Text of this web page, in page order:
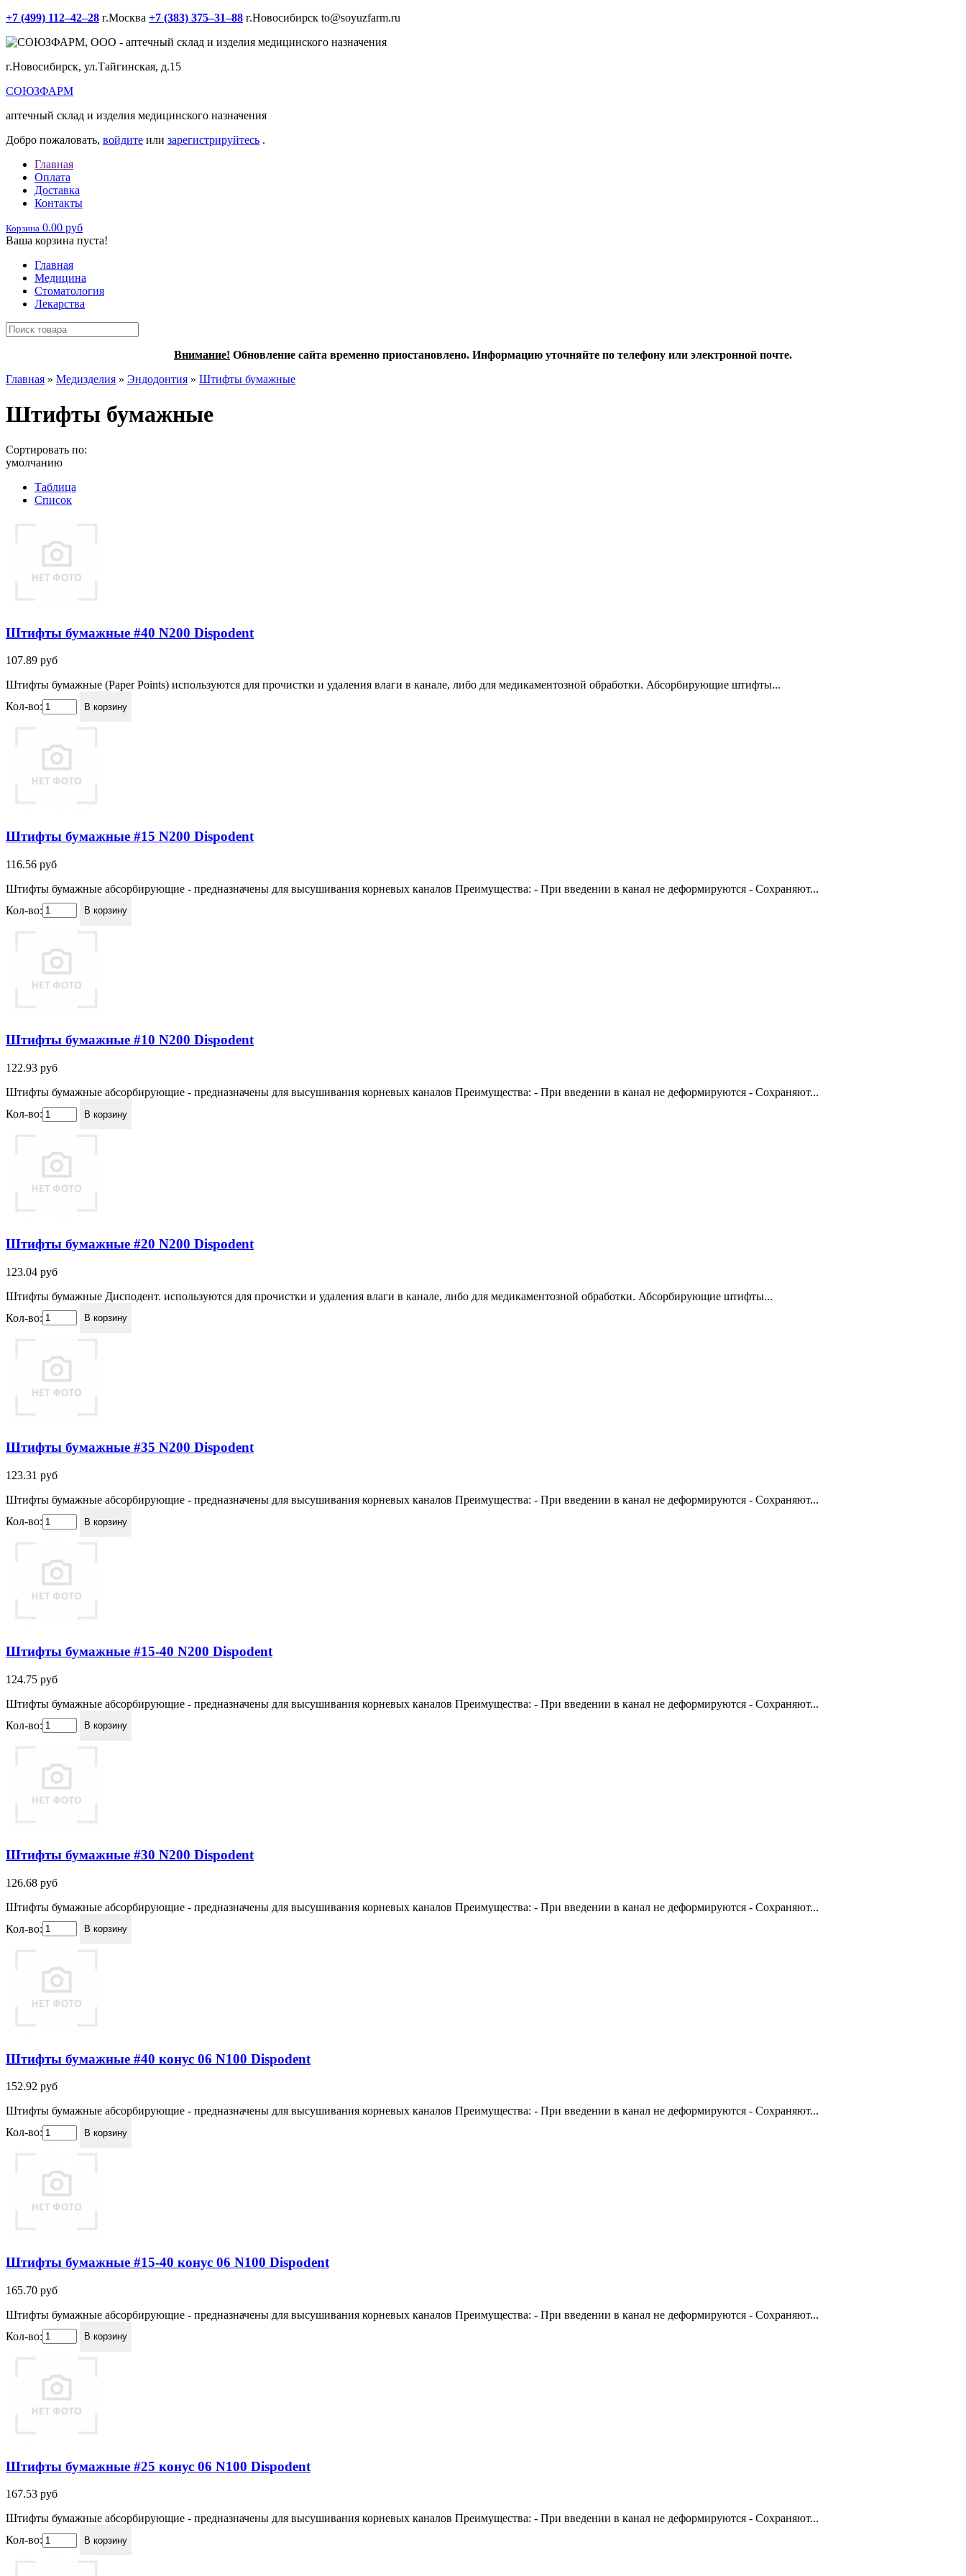
+7 (499) 112‒42‒28 г.Москва +7 (383) 375‒31‒88 г.Новосибирск to@soyuzfarm.ru
г.Новосибирск, ул.Тайгинская, д.15
СОЮЗФАРМ
аптечный склад и изделия медицинского назначения
Добро пожаловать, войдите или зарегистрируйтесь .
Главная
Оплата
Доставка
Контакты
Корзина 0.00 руб
Ваша корзина пуста!
Главная
Медицина
Стоматология
Лекарства
Внимание! Обновление сайта временно приостановлено. Информацию уточняйте по телефону или электронной почте.
Главная » Медизделия » Эндодонтия » Штифты бумажные
Штифты бумажные
Сортировать по:
умолчанию
Таблица
Список
Штифты бумажные #40 N200 Dispodent
107.89 руб
Штифты бумажные (Paper Points) используются для прочистки и удаления влаги в канале, либо для медикаментозной обработки. Абсорбирующие штифты...
Кол-во:
В корзину
Штифты бумажные #15 N200 Dispodent
116.56 руб
Штифты бумажные абсорбирующие - предназначены для высушивания корневых каналов Преимущества: - При введении в канал не деформируются - Сохраняют...
Кол-во:
В корзину
Штифты бумажные #10 N200 Dispodent
122.93 руб
Штифты бумажные абсорбирующие - предназначены для высушивания корневых каналов Преимущества: - При введении в канал не деформируются - Сохраняют...
Кол-во:
В корзину
Штифты бумажные #20 N200 Dispodent
123.04 руб
Штифты бумажные Дисподент. используются для прочистки и удаления влаги в канале, либо для медикаментозной обработки. Абсорбирующие штифты...
Кол-во:
В корзину
Штифты бумажные #35 N200 Dispodent
123.31 руб
Штифты бумажные абсорбирующие - предназначены для высушивания корневых каналов Преимущества: - При введении в канал не деформируются - Сохраняют...
Кол-во:
В корзину
Штифты бумажные #15-40 N200 Dispodent
124.75 руб
Штифты бумажные абсорбирующие - предназначены для высушивания корневых каналов Преимущества: - При введении в канал не деформируются - Сохраняют...
Кол-во:
В корзину
Штифты бумажные #30 N200 Dispodent
126.68 руб
Штифты бумажные абсорбирующие - предназначены для высушивания корневых каналов Преимущества: - При введении в канал не деформируются - Сохраняют...
Кол-во:
В корзину
Штифты бумажные #40 конус 06 N100 Dispodent
152.92 руб
Штифты бумажные абсорбирующие - предназначены для высушивания корневых каналов Преимущества: - При введении в канал не деформируются - Сохраняют...
Кол-во:
В корзину
Штифты бумажные #15-40 конус 06 N100 Dispodent
165.70 руб
Штифты бумажные абсорбирующие - предназначены для высушивания корневых каналов Преимущества: - При введении в канал не деформируются - Сохраняют...
Кол-во:
В корзину
Штифты бумажные #25 конус 06 N100 Dispodent
167.53 руб
Штифты бумажные абсорбирующие - предназначены для высушивания корневых каналов Преимущества: - При введении в канал не деформируются - Сохраняют...
Кол-во:
В корзину